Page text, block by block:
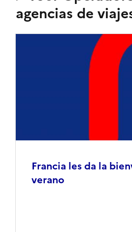
agencias de
Francia les da la
verano